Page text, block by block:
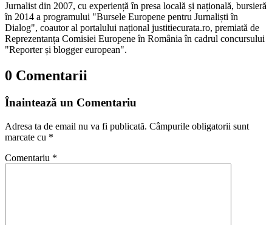
Jurnalist din 2007, cu experiență în presa locală și națională, bursieră
în 2014 a programului "Bursele Europene pentru Jurnaliști în
Dialog", coautor al portalului național justitiecurata.ro, premiată de
Reprezentanța Comisiei Europene în România în cadrul concursului
"Reporter și blogger european".
0 Comentarii
Înaintează un Comentariu
Adresa ta de email nu va fi publicată. Câmpurile obligatorii sunt
marcate cu *
Comentariu *